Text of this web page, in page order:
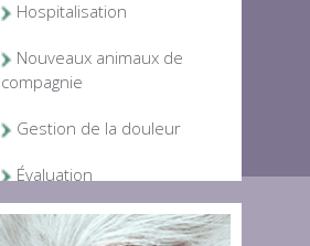
Hospitalisation
Nouveaux animaux de
compagnie
Gestion de la douleur
Évaluation
comportementale